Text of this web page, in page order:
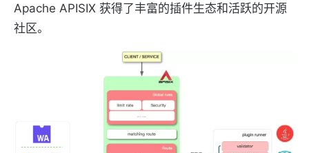
Apache APISIX 获得了丰富的插件生态和活跃的开源
社区。